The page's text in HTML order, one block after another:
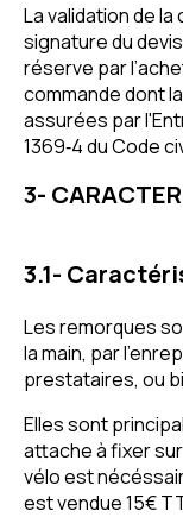
La validation de
signature du
réserve par
commande dont
assurées par
1369‐4 du Code
3-
3.1-
Les remorques
la main, par
prestataires, ou
Elles sont
attache à fixer
vélo est
est vendue 15€